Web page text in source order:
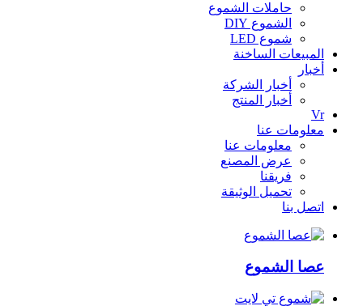
حاملات الشموع
الشموع DIY
شموع LED
المبيعات الساخنة
أخبار
أخبار الشركة
أخبار المنتج
Vr
معلومات عنا
معلومات عنا
عرض المصنع
فريقنا
تحميل الوثيقة
اتصل بنا
عصا الشموع